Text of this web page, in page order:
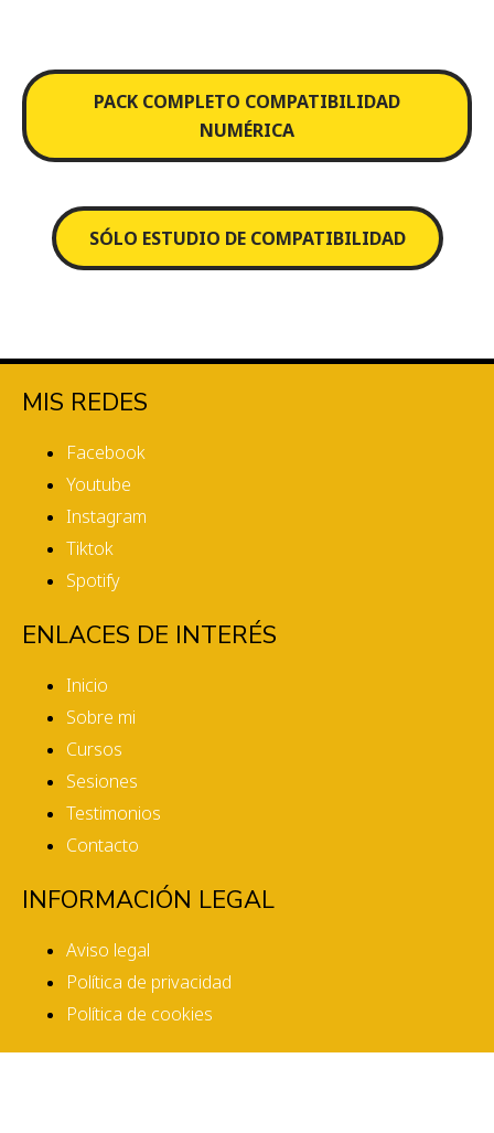
PACK COMPLETO COMPATIBILIDAD
NUMÉRICA
SÓLO ESTUDIO DE COMPATIBILIDAD
MIS REDES
Facebook
Youtube
Instagram
Tiktok
Spotify
ENLACES DE INTERÉS
Inicio
Sobre mi
Cursos
Sesiones
Testimonios
Contacto
INFORMACIÓN LEGAL
Aviso legal
Política de privacidad
Política de cookies